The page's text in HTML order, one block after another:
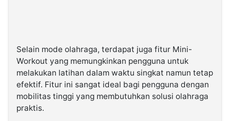
Selain mode olahraga, terdapat juga fitur Mini-
Workout yang memungkinkan pengguna untuk
melakukan latihan dalam waktu singkat namun tetap
efektif. Fitur ini sangat ideal bagi pengguna dengan
mobilitas tinggi yang membutuhkan solusi olahraga
praktis.